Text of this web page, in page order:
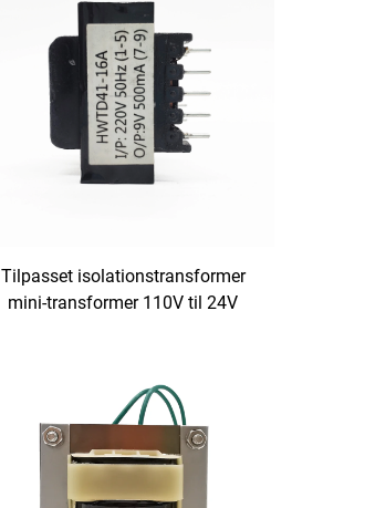
Tilpasset isolationstransformer
mini-transformer 110V til 24V